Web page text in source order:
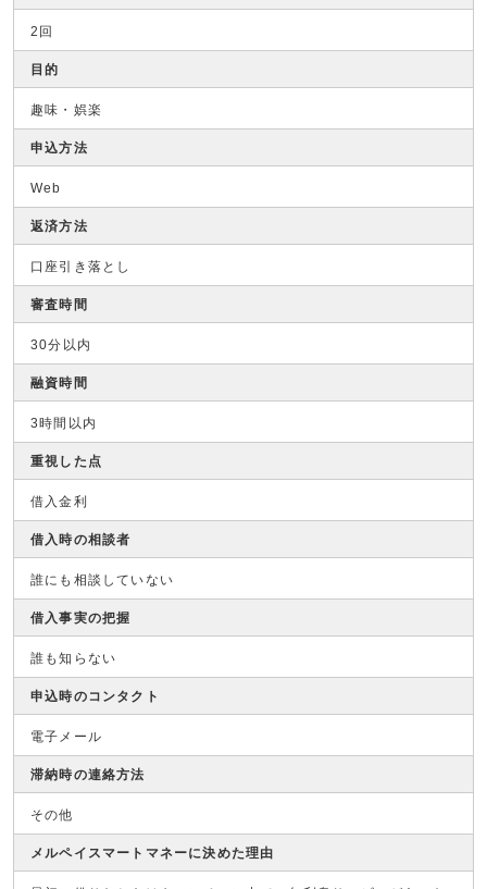
2回
目的
趣味・娯楽
申込方法
Web
返済方法
口座引き落とし
審査時間
30分以内
融資時間
3時間以内
重視した点
借入金利
借入時の相談者
誰にも相談していない
借入事実の把握
誰も知らない
申込時のコンタクト
電子メール
滞納時の連絡方法
その他
メルペイスマートマネーに決めた理由